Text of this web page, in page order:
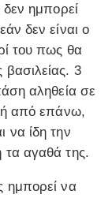
δεν ημπορεί
δεν είναι ο
του πως θα
3
αληθεία σε
από επάνω,
να ίδη την
τα αγαθά της.
ημπορεί να